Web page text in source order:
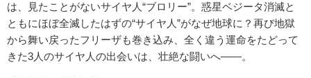
は、見たことがないサイヤ人“ブロリー”。惑星ベジータ消滅と
ともにほぼ全滅したはずの“サイヤ人”がなぜ地球に？再び地獄
から舞い戻ったフリーザも巻き込み、全く違う運命をたどって
きた3人のサイヤ人の出会いは、壮絶な闘いへ――。